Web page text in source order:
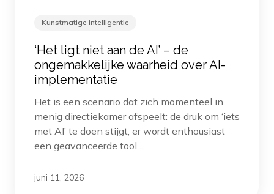
Kunstmatige intelligentie
‘Het ligt niet aan de AI’ – de
ongemakkelijke waarheid over AI-
implementatie
Het is een scenario dat zich momenteel in
menig directiekamer afspeelt: de druk om ‘iets
met AI’ te doen stijgt, er wordt enthousiast
een geavanceerde tool ...
juni 11, 2026